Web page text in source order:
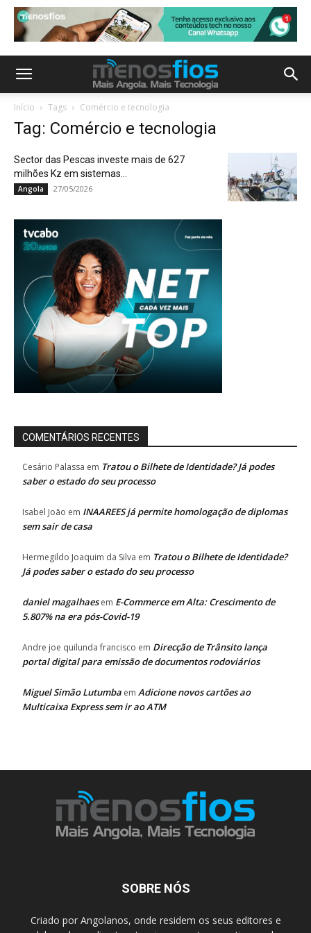
Início Tags Comércio e tecnologia
Tag: Comércio e tecnologia
Sector das Pescas investe mais de 627
milhões Kz em sistemas...
Angola 27/05/2026
COMENTÁRIOS RECENTES
Cesário Palassa em Tratou o Bilhete de Identidade? Já podes
saber o estado do seu processo
Isabel João em INAAREES já permite homologação de diplomas
sem sair de casa
Hermegildo Joaquim da Silva em Tratou o Bilhete de Identidade?
Já podes saber o estado do seu processo
daniel magalhaesem E-Commerce em Alta: Crescimento de
5.807% na era pós-Covid-19
Andre joe quilunda francisco em Direcção de Trânsito lança
portal digital para emissão de documentos rodoviários
Miguel Simão Lutumba em Adicione novos cartões ao
Multicaixa Express sem ir ao ATM
SOBRE NÓS
Criado por Angolanos, onde residem os seus editores e